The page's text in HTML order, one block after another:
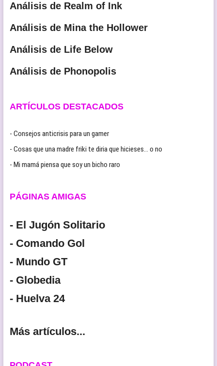
Análisis de Realm of Ink
Análisis de Mina the Hollower
Análisis de Life Below
Análisis de Phonopolis
ARTÍCULOS DESTACADOS
- Consejos anticrisis para un gamer
- Cosas que una madre friki te diria que hicieses… o no
- Mi mamá piensa que soy un bicho raro
PÁGINAS AMIGAS
- El Jugón Solitario
- Comando Gol
- Mundo GT
- Globedia
- Huelva 24
Más artículos...